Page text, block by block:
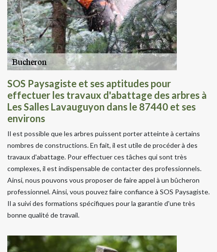
SOS Paysagiste et ses aptitudes pour
effectuer les travaux d'abattage des arbres à
Les Salles Lavauguyon dans le 87440 et ses
environs
Il est possible que les arbres puissent porter atteinte à certains
nombres de constructions. En fait, il est utile de procéder à des
travaux d'abattage. Pour effectuer ces tâches qui sont très
complexes, il est indispensable de contacter des professionnels.
Ainsi, nous pouvons vous proposer de faire appel à un bûcheron
professionnel. Ainsi, vous pouvez faire confiance à SOS Paysagiste.
Il a suivi des formations spécifiques pour la garantie d'une très
bonne qualité de travail.